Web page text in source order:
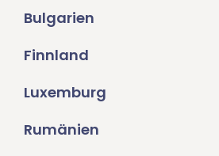
Bulgarien
Finnland
Luxemburg
Rumänien